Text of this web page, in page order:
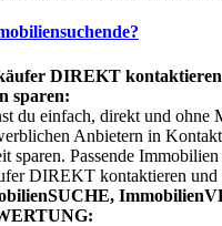
DIREKT
sparen:
du einfach, direkt und
Anbietern in
sparen. Passende Immobilien
DIREKT kontaktieren und